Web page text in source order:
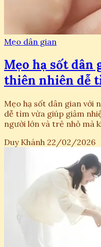
Mẹo dân gian
Mẹo hạ sốt dân
thiên nhiên dễ
Mẹo hạ sốt dân gian với
dễ tìm vừa giúp giảm
người lớn và trẻ nhỏ mà
Duy Khánh 22/02/2026